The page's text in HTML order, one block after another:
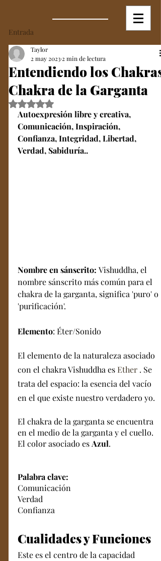
Entrada
Entendiendo los Chakras:
Chakra de la Garganta
Taylor
2 may 2023 2 min de lectura
Obtuvo NaN de 5 estrellas.
Autoexpresión libre y creativa,
Comunicación, Inspiración,
Confianza, Integridad, Libertad,
Verdad, Sabiduría..
Nombre en sánscrito: Vishuddha, el
nombre sánscrito más común para el
chakra de la garganta, significa 'puro' o
'purificación'.
Elemento: Éter/Sonido
El elemento de la naturaleza asociado
con el chakra Vishuddha es Ether . Se
trata del espacio: la esencia del vacío
en el que existe nuestro verdadero yo.
El chakra de la garganta se encuentra
en el medio de la garganta y el cuello.
El color asociado es Azul.
Palabra clave:
Comunicación
Verdad
Confianza
Cualidades y Funciones
Este es el centro de la capacidad